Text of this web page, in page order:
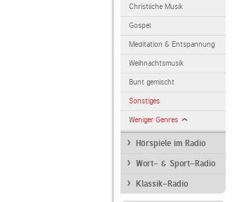
Christliche Musik
Gospel
Meditation & Entspannung
Weihnachtsmusik
Bunt gemischt
Sonstiges
Weniger Genres
Hörspiele im Radio
Wort- & Sport-Radio
Klassik-Radio